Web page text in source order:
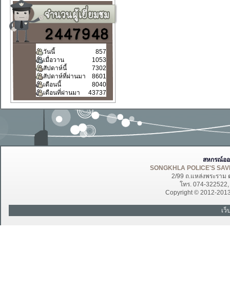
วันนี้
857
เมื่อวาน
1053
สัปดาห์นี้
7302
สัปดาห์ที่ผ่านมา
8601
เดือนนี้
8040
เดือนที่ผ่านมา
43737
สหกรณ์อ
SONGKHLA POLICE'S
2/99 ถ.แหล่งพระราม
โทร. 074-
Copyright © 2012-
เ